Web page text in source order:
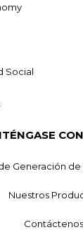
Social
Generación
Nuestros
Contáctenos